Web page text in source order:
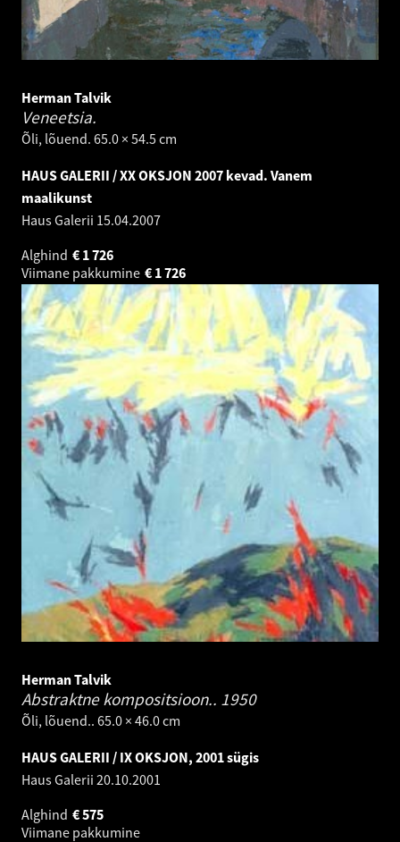
Herman Talvik
Veneetsia.
Õli, lõuend. 65.0 × 54.5 cm
HAUS GALERII / XX OKSJON 2007 kevad. Vanem
maalikunst
Haus Galerii 15.04.2007
Alghind
1 726
€
Viimane pakkumine
1 726
€
Herman Talvik
Abstraktne kompositsioon.. 1950
Õli, lõuend.. 65.0 × 46.0 cm
HAUS GALERII / IX OKSJON, 2001 sügis
Haus Galerii 20.10.2001
Alghind
575
€
Viimane pakkumine